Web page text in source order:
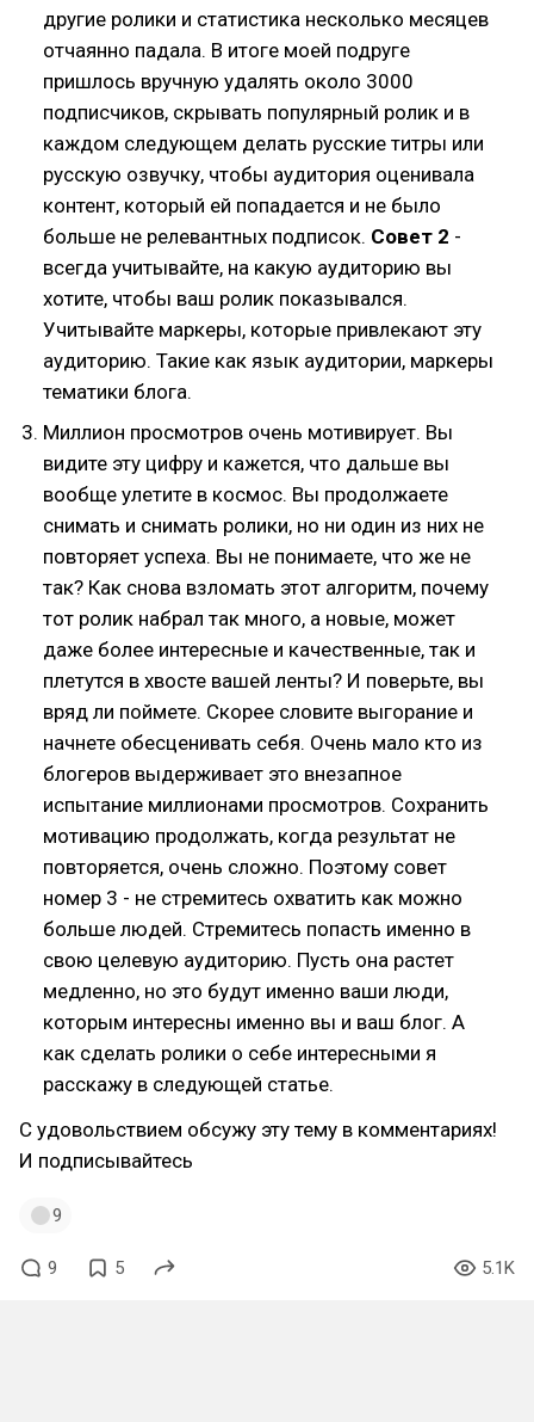
другие ролики и статистика несколько месяцев
отчаянно падала. В итоге моей подруге
пришлось вручную удалять около 3000
подписчиков, скрывать популярный ролик и в
каждом следующем делать русские титры или
русскую озвучку, чтобы аудитория оценивала
контент, который ей попадается и не было
больше не релевантных подписок. Совет 2 -
всегда учитывайте, на какую аудиторию вы
хотите, чтобы ваш ролик показывался.
Учитывайте маркеры, которые привлекают эту
аудиторию. Такие как язык аудитории, маркеры
тематики блога.
Миллион просмотров очень мотивирует. Вы
видите эту цифру и кажется, что дальше вы
вообще улетите в космос. Вы продолжаете
снимать и снимать ролики, но ни один из них не
повторяет успеха. Вы не понимаете, что же не
так? Как снова взломать этот алгоритм, почему
тот ролик набрал так много, а новые, может
даже более интересные и качественные, так и
плетутся в хвосте вашей ленты? И поверьте, вы
вряд ли поймете. Скорее словите выгорание и
начнете обесценивать себя. Очень мало кто из
блогеров выдерживает это внезапное
испытание миллионами просмотров. Сохранить
мотивацию продолжать, когда результат не
повторяется, очень сложно. Поэтому совет
номер 3 - не стремитесь охватить как можно
больше людей. Стремитесь попасть именно в
свою целевую аудиторию. Пусть она растет
медленно, но это будут именно ваши люди,
которым интересны именно вы и ваш блог. А
как сделать ролики о себе интересными я
расскажу в следующей статье.
С удовольствием обсужу эту тему в комментариях!
И подписывайтесь
9
9 5 5.1K